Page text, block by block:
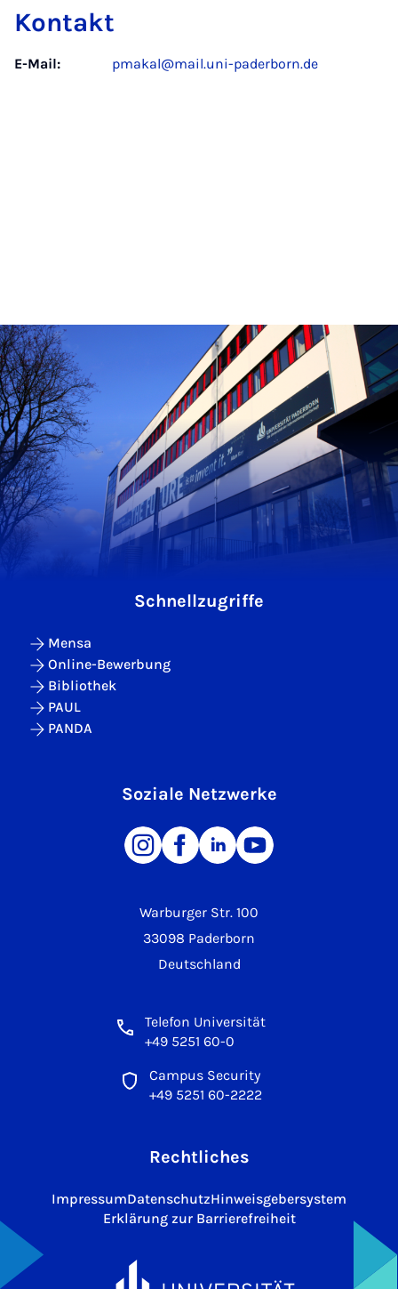
Kontakt
E-Mail: pmakal@mail.uni-paderborn.de
Warburger Str. 100
33098 Paderborn
Deutschland
Telefon Universität
+49 5251 60-0
Campus Security
+49 5251 60-2222
Schnellzugriffe
Mensa
Online-Bewerbung
Bibliothek
PAUL
PANDA
Soziale Netzwerke
Rechtliches
ImpressumDatenschutzHinweisgebersystem
Erklärung zur Barrierefreiheit